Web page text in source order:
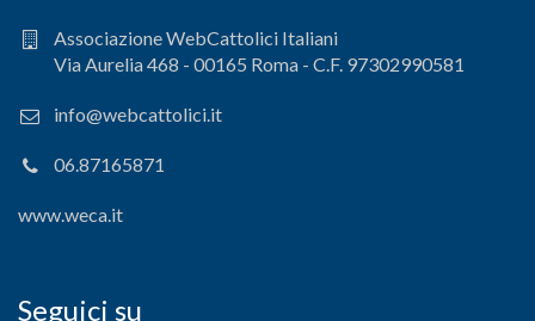
Associazione WebCattolici Italiani
Via Aurelia 468 - 00165 Roma - C.F. 97302990581
info@webcattolici.it
06.87165871
www.weca.it
Seguici su